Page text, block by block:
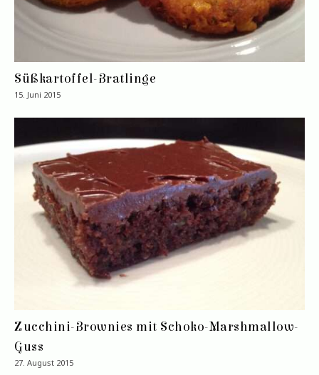
Süßkartoffel-Bratlinge
15. Juni 2015
Zucchini-Brownies mit Schoko-Marshmallow-
Guss
27. August 2015